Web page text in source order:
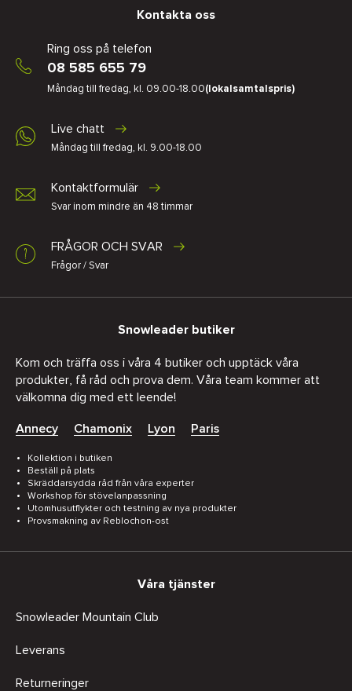
Kontakta oss
Ring oss på telefon
08 585 655 79
Måndag till fredag, kl. 09.00-18.00(lokalsamtalspris)
Live chatt
Måndag till fredag, kl. 9.00-18.00
Kontaktformulär
Svar inom mindre än 48 timmar
FRÅGOR OCH SVAR
Frågor / Svar
Snowleader butiker
Kom och träffa oss i våra 4 butiker och upptäck våra
produkter, få råd och prova dem. Våra team kommer att
välkomna dig med ett leende!
Annecy Chamonix Lyon Paris
Kollektion i butiken
Beställ på plats
Skräddarsydda råd från våra experter
Workshop för stövelanpassning
Utomhusutflykter och testning av nya produkter
Provsmakning av Reblochon-ost
Våra tjänster
Snowleader Mountain Club
Leverans
Returneringer